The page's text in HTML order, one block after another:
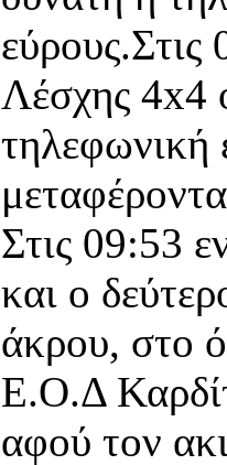
Λέσχης 4x4
τηλεφωνική
Στις 09:53
και ο
άκρου, στο
Ε.Ο.Δ
αφού τον